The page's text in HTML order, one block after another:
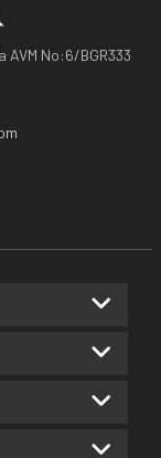
AVM No:6/BGR333